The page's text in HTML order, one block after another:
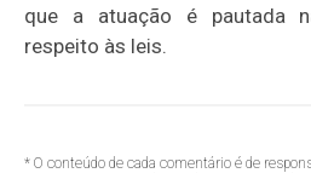
que a atuação é pautada
respeito às leis.
* O conteúdo de cada comentário é de